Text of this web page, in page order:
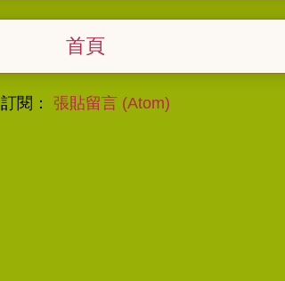
首頁
訂閱： 張貼留言 (Atom)